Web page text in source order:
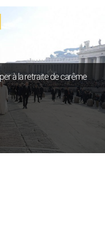
à la retraite de carême